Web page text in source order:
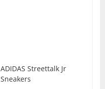
ADIDAS Streettalk Jr
Sneakers